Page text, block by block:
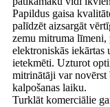
Papildus gaisa
palīdzēt aizsargāt
zemu mitruma līmeni,
elektroniskās
ietekmēti. Uzturot
mitrinātāji var novērst
kalpošanas laiku.
Turklāt komerciālie